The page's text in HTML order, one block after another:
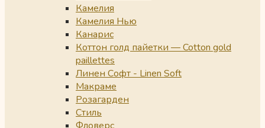
Камелия
Камелия Нью
Канарис
Коттон голд пайетки — Cotton gold
paillettes
Линен Софт - Linen Soft
Макраме
Розагарден
Стиль